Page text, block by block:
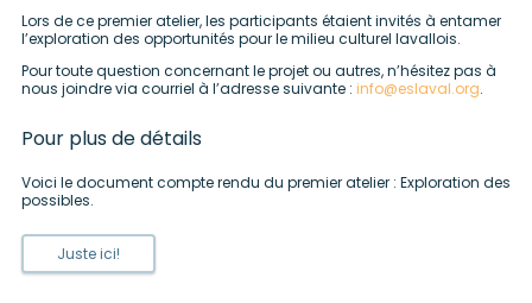
Lors de ce premier atelier, les participants étaient invités à entamer
l’exploration des opportunités pour le milieu culturel lavallois.
Pour toute question concernant le projet ou autres, n’hésitez pas à
nous joindre via courriel à l’adresse suivante : info@eslaval.org.
Pour plus de détails
Voici le document compte rendu du premier atelier : Exploration des
possibles.
Juste ici!